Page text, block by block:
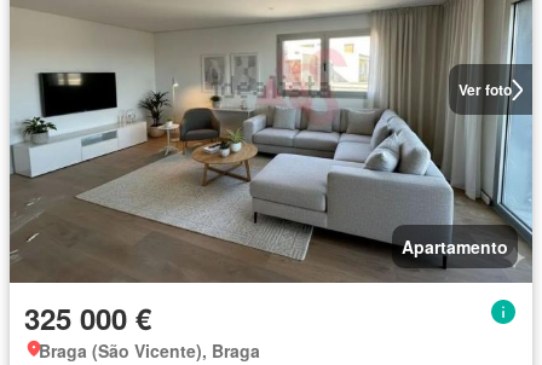
Ver foto
Apartamento
325 000 €
Braga (São Vicente), Braga